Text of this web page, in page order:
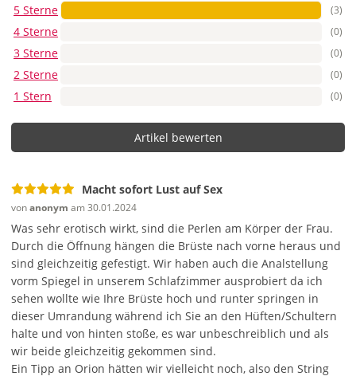
5 Sterne (3)
4 Sterne (0)
3 Sterne (0)
2 Sterne (0)
1 Stern (0)
Artikel bewerten
Macht sofort Lust auf Sex
vonanonym am 30.01.2024
Was sehr erotisch wirkt, sind die Perlen am Körper der Frau.
Durch die Öffnung hängen die Brüste nach vorne heraus und
sind gleichzeitig gefestigt. Wir haben auch die Analstellung
vorm Spiegel in unserem Schlafzimmer ausprobiert da ich
sehen wollte wie Ihre Brüste hoch und runter springen in
dieser Umrandung während ich Sie an den Hüften/Schultern
halte und von hinten stoße, es war unbeschreiblich und als
wir beide gleichzeitig gekommen sind.
Ein Tipp an Orion hätten wir vielleicht noch, also den String